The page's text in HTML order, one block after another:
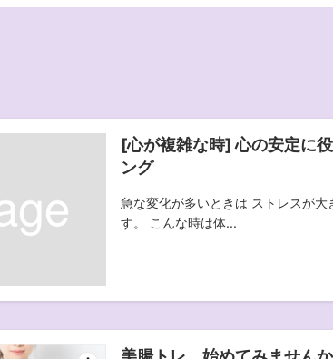
[心が複雑な時] 心の安定に
ング
急な変化が多いときは ストレスが大
す。 こんな時は体...